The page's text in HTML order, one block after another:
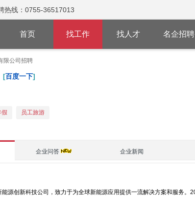
热线：0755-36517013
首页 找工作 找人才 名企招聘
限公司招聘
[百度一下]
假
员工旅游
企业问答 企业新闻
源创新科技公司，致力于为全球新能源应用提供一流解决方案和服务。